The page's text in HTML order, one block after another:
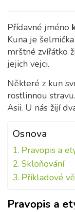
Přídavné jméno
Kuna je
mrštné zvířátko
jejich vejci.
Některé z kun
rostlinnou
Asii. U nás žijí
Osnova
Pravopis a
Skloňování
Příkladové
Pravopis a